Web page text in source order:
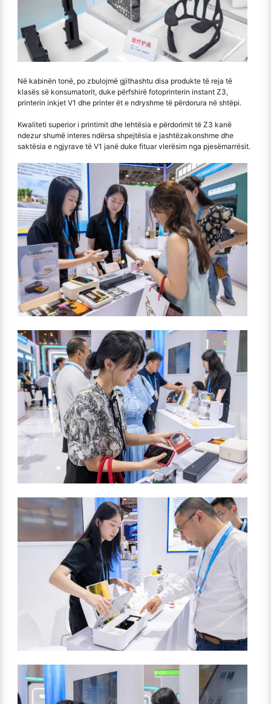
Në kabinën tonë, po zbulojmë gjithashtu disa produkte të reja të
klasës së konsumatorit, duke përfshirë fotoprinterin instant Z3,
printerin inkjet V1 dhe printer ët e ndryshme të përdorura në shtëpi.
Kwaliteti superior i printimit dhe lehtësia e përdorimit të Z3 kanë
ndezur shumë interes ndërsa shpejtësia e jashtëzakonshme dhe
saktësia e ngjyrave të V1 janë duke fituar vlerësim nga pjesëmarrësit.